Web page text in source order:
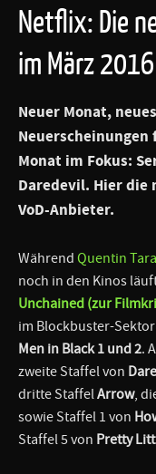
Netflix: Die
im März 2016
Neuer Monat,
Neuerscheinungen
Monat im Fokus:
Daredevil. Hier die
VoD-Anbieter.
Während Quentin
noch in den Kinos
Unchained (zur
im Blockbuster-
Men in Black 1 und 2.
zweite Staffel von
dritte StaffelArrow,
sowie Staffel 1 von
Staffel 5 von Pretty